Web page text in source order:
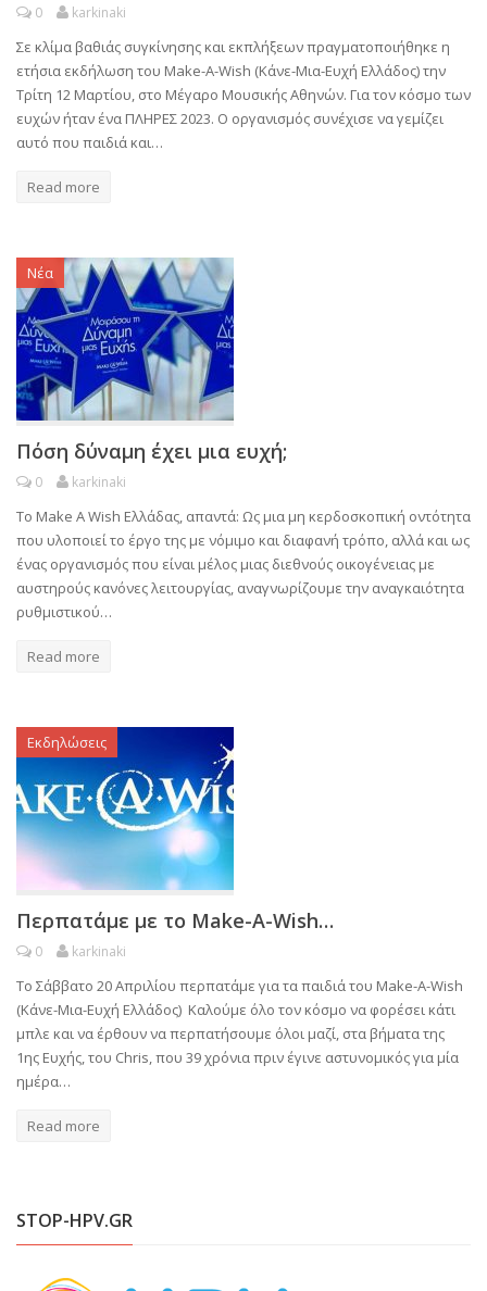
0 karkinaki
Σε κλίμα βαθιάς συγκίνησης και εκπλήξεων πραγματοποιήθηκε η
ετήσια εκδήλωση του Make-A-Wish (Κάνε-Μια-Ευχή Ελλάδος) την
Τρίτη 12 Μαρτίου, στο Μέγαρο Μουσικής Αθηνών. Για τον κόσμο των
ευχών ήταν ένα ΠΛΗΡΕΣ 2023. Ο οργανισμός συνέχισε να γεμίζει
αυτό που παιδιά και…
Read more
Νέα
Πόση δύναμη έχει μια ευχή;
0 karkinaki
Το Make A Wish Ελλάδας, απαντά: Ως μια μη κερδοσκοπική οντότητα
που υλοποιεί το έργο της με νόμιμο και διαφανή τρόπο, αλλά και ως
ένας οργανισμός που είναι μέλος μιας διεθνούς οικογένειας με
αυστηρούς κανόνες λειτουργίας, αναγνωρίζουμε την αναγκαιότητα
ρυθμιστικού…
Read more
Εκδηλώσεις
Περπατάμε με το Make-A-Wish…
0 karkinaki
Tο Σάββατο 20 Απριλίου περπατάμε για τα παιδιά του Make-A-Wish
(Κάνε-Μια-Ευχή Ελλάδος) Καλούμε όλο τον κόσμο να φορέσει κάτι
μπλε και να έρθουν να περπατήσουμε όλοι μαζί, στα βήματα της
1ης Ευχής, του Chris, που 39 χρόνια πριν έγινε αστυνομικός για μία
ημέρα…
Read more
STOP-HPV.GR